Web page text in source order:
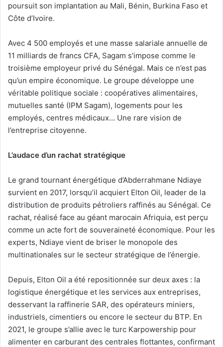
poursuit son implantation au Mali, Bénin, Burkina Faso et
Côte d’Ivoire.
Avec 4 500 employés et une masse salariale annuelle de
11 milliards de francs CFA, Sagam s’impose comme le
troisième employeur privé du Sénégal. Mais ce n’est pas
qu’un empire économique. Le groupe développe une
véritable politique sociale : coopératives alimentaires,
mutuelles santé (IPM Sagam), logements pour les
employés, centres médicaux… Une rare vision de
l’entreprise citoyenne.
L’audace d’un rachat stratégique
Le grand tournant énergétique d’Abderrahmane Ndiaye
survient en 2017, lorsqu’il acquiert Elton Oil, leader de la
distribution de produits pétroliers raffinés au Sénégal. Ce
rachat, réalisé face au géant marocain Afriquia, est perçu
comme un acte fort de souveraineté économique. Pour les
experts, Ndiaye vient de briser le monopole des
multinationales sur le secteur stratégique de l’énergie.
Depuis, Elton Oil a été repositionnée sur deux axes : la
logistique énergétique et les services aux entreprises,
desservant la raffinerie SAR, des opérateurs miniers,
industriels, cimentiers ou encore le secteur du BTP. En
2021, le groupe s’allie avec le turc Karpowership pour
alimenter en carburant des centrales flottantes, confirmant